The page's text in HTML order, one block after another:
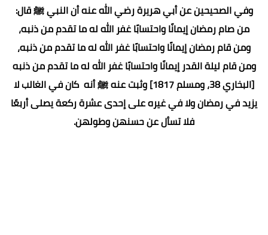
وفي الصحيحين عن أبي هريرة رضي الله عنه أن النبي ﷺ قال:
من صام رمضان إيمانًا واحتسابًا غفر الله له ما تقدم من ذنبه،
ومن قام رمضان إيمانًا واحتسابًا غفر الله له ما تقدم من ذنبه،
ومن قام ليلة القدر إيمانًا واحتسابًا غفر الله له ما تقدم من ذنبه
[البخاري 38، ومسلم 1817] وثبت عنه ﷺ أنه كان في الغالب لا
يزيد في رمضان ولا في غيره على إحدى عشرة ركعة يصلى أربعًا
فلا تسأل عن حسنهن وطولهن.